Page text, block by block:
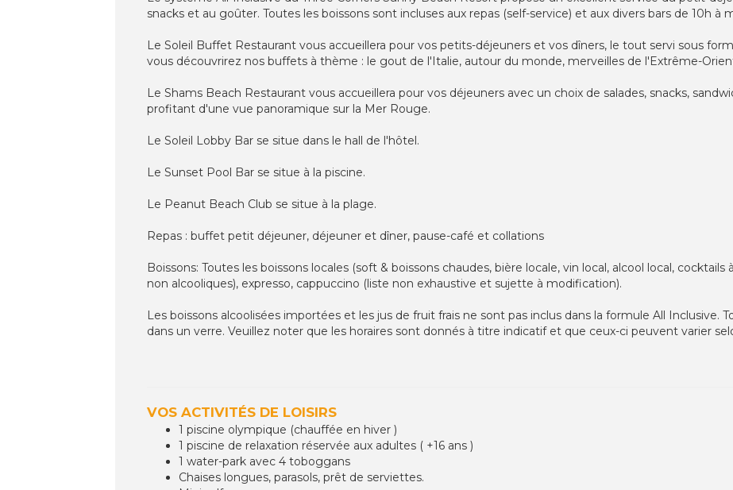
snacks et au goûter. Toutes les boissons sont incluses aux repas (self-service) et aux divers bars de 10h à
Le Soleil Buffet Restaurant vous accueillera pour vos petits-déjeuners et vos dîners, le tout servi sous
vous découvrirez nos buffets à thème : le gout de l'Italie, autour du monde, merveilles de l'Extrême-
Le Shams Beach Restaurant vous accueillera pour vos déjeuners avec un choix de salades, snacks,
profitant d'une vue panoramique sur la Mer Rouge.
Le Soleil Lobby Bar se situe dans le hall de l'hôtel.
Le Sunset Pool Bar se situe à la piscine.
Le Peanut Beach Club se situe à la plage.
Repas : buffet petit déjeuner, déjeuner et dîner, pause-café et collations
Boissons: Toutes les boissons locales (soft & boissons chaudes, bière locale, vin local, alcool local,
non alcooliques), expresso, cappuccino (liste non exhaustive et sujette à modification).
Les boissons alcoolisées importées et les jus de fruit frais ne sont pas inclus dans la formule All Inclusive.
dans un verre. Veuillez noter que les horaires sont donnés à titre indicatif et que ceux-ci peuvent varier
VOS ACTIVITÉS DE LOISIRS
1 piscine olympique (chauffée en hiver )
1 piscine de relaxation réservée aux adultes ( +16 ans )
1 water-park avec 4 toboggans
Chaises longues, parasols, prêt de serviettes.